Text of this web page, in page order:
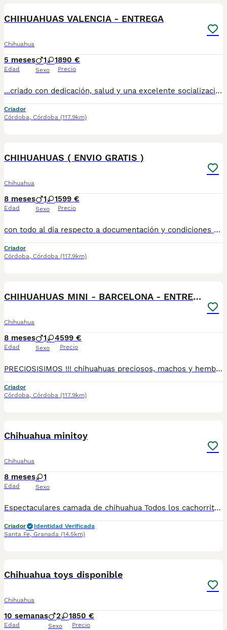
CHIHUAHUAS VALENCIA - ENTREGA
Chihuahua
5 meses
Edad
1 1
Sexo
890 €
Precio
...criado con dedicación, salud y una excelente socialización desde sus primeras semanas de vida, estaremos encantados de ayudarte. 🚚 Realizamos entregas en toda España, con especial frecuencia en **Andalucía**: Sevilla, Málaga, Cádiz, Córdoba, Granada, Jaén, Huelva y Almería. También entregamos habitualmente en Marbella, Jerez de la Frontera, Estepona, Fuengirola, Benalmádena, Mijas, Dos Hermanas y cualquier punto de España. **Entrega 100% a contrarreembolso.** No tendrás que adelantar el importe del cachorro. Lo recibirás en la puerta de tu casa mediante transporte especializado y podrás comprobar que todo está correcto antes de realizar el pago. Nuestros cachorros se entregan: ✅ Vacunados y desparasitados según su edad. ✅ Con microchip, cartilla veterinaria y documentación al día. ✅ Revisados veterinariamente antes de salir de nuestras instalaciones. ✅ Procedentes de excelentes líneas, seleccionadas por salud, carácter y morfología. ✅ Perfectamente socializados y acostumbrados al contacto diario con personas. ✅ Iniciados en el aprendizaje para hacer sus necesidades sobre empapador, facilitando su adaptación al nuevo hogar. ✅ Con asesoramiento personalizado antes y después de la entrega. Nuestro objetivo no es vender un cachorro más. Queremos que cada familia reciba un compañero sano, equilibrado y criado con el máximo cuidado desde el primer día. 📩 Si deseas fotografías, vídeos o más información, escríbenos por privado. Estaremos encantados de ayudarte a encontrar el compañero perfecto670864332 . . ..
Criador
Córdoba, Córdoba (117.9km)
CHIHUAHUAS ( ENVIO GRATIS )
Chihuahua
8 meses
Edad
1 1
Sexo
599 €
Precio
con todo al dia respecto a documentación y condiciones sanitarias , tanto así que hacemos entregas totalmente personalizadas y sin un euro por adelantado , obtenerse personas no aptas para tener perros , solo personas responsables. hacemos entregas a toda ESPAÑA . mas info 670864332
Criador
Córdoba, Córdoba (117.9km)
CHIHUAHUAS MINI - BARCELONA - ENTREGA
Chihuahua
8 meses
Edad
1 4
Sexo
599 €
Precio
PRECIOSISIMOS !!! chihuahuas preciosos, machos y hembras disponibles , se entregan con todo al dia respecto a documentación y condiciones sanitarias , tanto así que hacemos entregas totalmente personalizadas y sin un euro por adelantado , obtenerse personas no aptas para tener perros , solo personas responsables. hacemos entregas a toda ESPAÑA . mas info 670864332
Criador
Córdoba, Córdoba (117.9km)
Chihuahua minitoy
Chihuahua
8 meses
Edad
1
Sexo
Espectaculares camada de chihuahua Todos los cachorritos se entregan con unos dos meses y medio de edad y sus vacunas correspondientes, desparasitados interna y externamente, con certificado de salud, y garantía tanto por enfermedad vírica como congénito genética. Posibilidad de entregar en toda España mediante transporte propio preparado para animales y con chofer privado. Los precios pueden variar según las características y morfología de cada cachorro. Añádenos al whats app o llámanos, y encantados atenderemos todas tus dudas y consultas. Teléfono / Whats app: 641 92 23 90
Criador
Identidad Verificada
Santa Fe, Granada (14.5km)
Chihuahua toys disponible
Chihuahua
10 semanas
Edad
2 1
Sexo
850 €
Precio